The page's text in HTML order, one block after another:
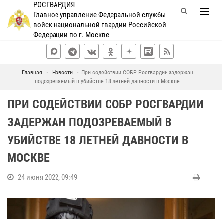
РОСГВАРДИЯ
Главное управление Федеральной службы
войск национальной гвардии Российской
Федерации по г. Москве
Главная Новости
При содействии СОБР Росгвардии задержан
подозреваемый в убийстве 18 летней давности в Москве
ПРИ СОДЕЙСТВИИ СОБР РОСГВАРДИИ
ЗАДЕРЖАН ПОДОЗРЕВАЕМЫЙ В
УБИЙСТВЕ 18 ЛЕТНЕЙ ДАВНОСТИ В
МОСКВЕ
24 июня 2022, 09:49